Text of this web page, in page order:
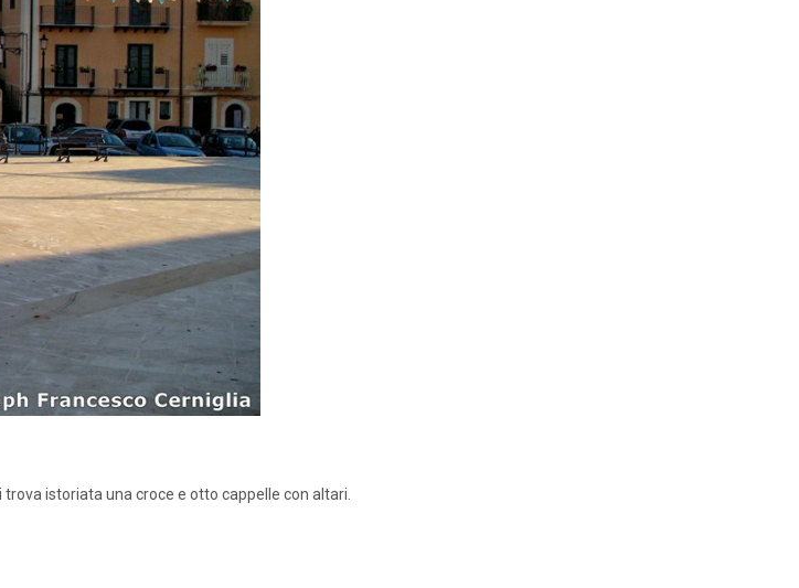
istoriata una croce e otto cappelle con altari.